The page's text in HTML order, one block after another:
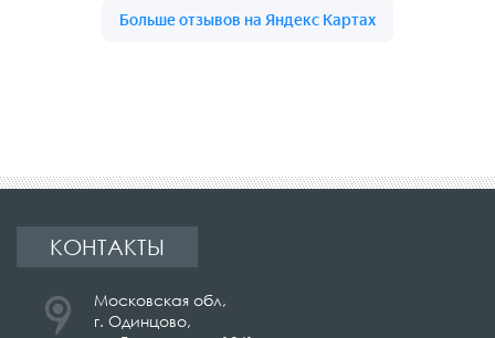
КОНТАКТЫ
Московская обл,
г. Одинцово,